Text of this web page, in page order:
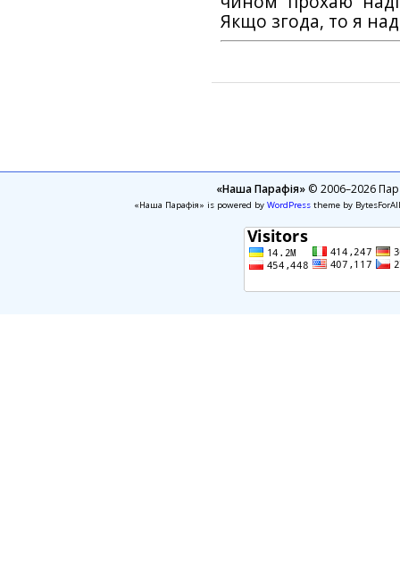
Якщо згода, то я
«Наша Парафія»© 2006–2026
«Наша Парафія» is powered by WordPresstheme by